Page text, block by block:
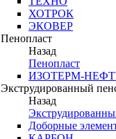
ХОТРОК
ЭКОВЕР
Пенопласт
Назад
Пенопласт
ИЗОТЕРМ-
Экструдированный
Назад
Доборные